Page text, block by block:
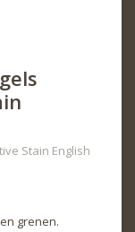
Stain English
grenen.